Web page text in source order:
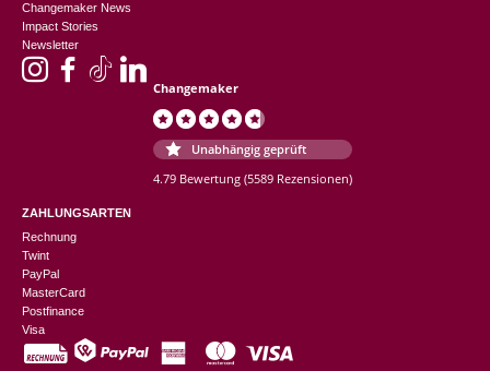
Changemaker News
Impact Stories
Newsletter
Changemaker
Unabhängig geprüft
4.79 Bewertung (5589 Rezensionen)
ZAHLUNGSARTEN
Rechnung
Twint
PayPal
MasterCard
Postfinance
Visa